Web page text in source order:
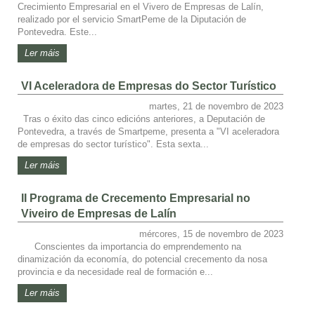
Crecimiento Empresarial en el Vivero de Empresas de Lalín,
realizado por el servicio SmartPeme de la Diputación de
Pontevedra. Este...
Ler máis
VI Aceleradora de Empresas do Sector Turístico
martes, 21 de novembro de 2023
Tras o éxito das cinco edicións anteriores, a Deputación de
Pontevedra, a través de Smartpeme, presenta a "VI aceleradora
de empresas do sector turístico". Esta sexta...
Ler máis
II Programa de Crecemento Empresarial no
Viveiro de Empresas de Lalín
mércores, 15 de novembro de 2023
Conscientes da importancia do emprendemento na
dinamización da economía, do potencial crecemento da nosa
provincia e da necesidade real de formación e...
Ler máis